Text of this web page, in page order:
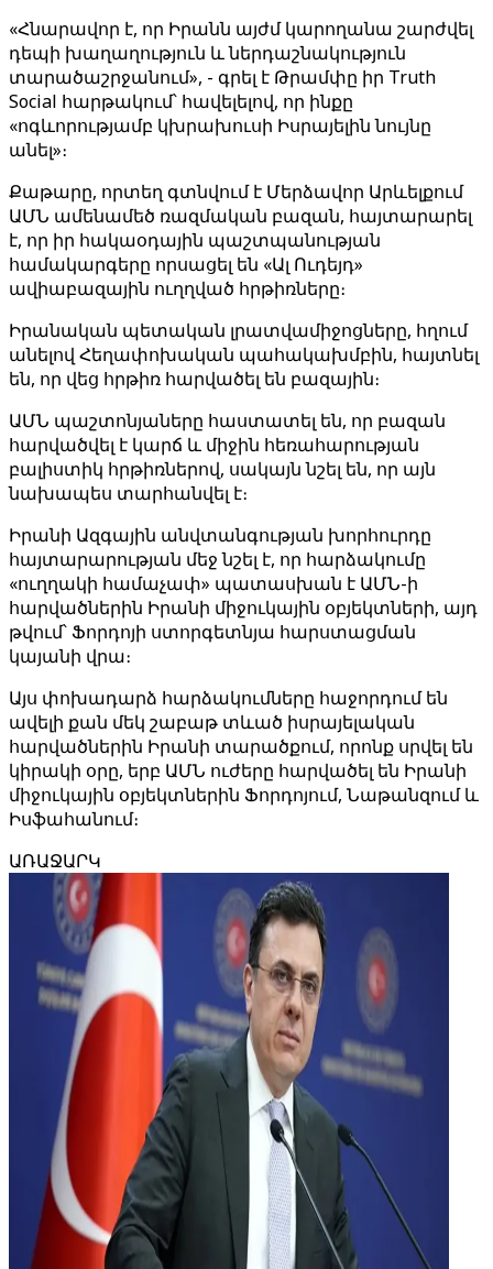
«Հնարավոր է, որ Իրանն այժմ կարողանա շարժվել
դեպի խաղաղություն և ներդաշնակություն
տարածաշրջանում», - գրել է Թրամփը իր Truth
Social հարթակում՝ հավելելով, որ ինքը
«ոգևորությամբ կխրախուսի Իսրայելին նույնը
անել»։
Քաթարը, որտեղ գտնվում է Մերձավոր Արևելքում
ԱՄՆ ամենամեծ ռազմական բազան, հայտարարել
է, որ իր հակաօդային պաշտպանության
համակարգերը որսացել են «Ալ Ուդեյդ»
ավիաբազային ուղղված հրթիռները։
Իրանական պետական լրատվամիջոցները, հղում
անելով Հեղափոխական պահակախմբին, հայտնել
են, որ վեց հրթիռ հարվածել են բազային։
ԱՄՆ պաշտոնյաները հաստատել են, որ բազան
հարվածվել է կարճ և միջին հեռահարության
բալիստիկ հրթիռներով, սակայն նշել են, որ այն
նախապես տարհանվել է։
Իրանի Ազգային անվտանգության խորհուրդը
հայտարարության մեջ նշել է, որ հարձակումը
«ուղղակի համաչափ» պատասխան է ԱՄՆ-ի
հարվածներին Իրանի միջուկային օբյեկտների, այդ
թվում՝ Ֆորդոյի ստորգետնյա հարստացման
կայանի վրա։
Այս փոխադարձ հարձակումները հաջորդում են
ավելի քան մեկ շաբաթ տևած իսրայելական
հարվածներին Իրանի տարածքում, որոնք սրվել են
կիրակի օրը, երբ ԱՄՆ ուժերը հարվածել են Իրանի
միջուկային օբյեկտներին Ֆորդոյում, Նաթանզում և
Իսֆահանում։
ԱՌԱՋԱՐԿ